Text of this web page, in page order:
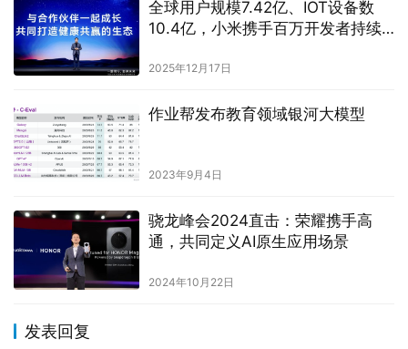
资讯 2026年3月6日
iQOO 15到手4199元起
2025年10月20日
Blackwell架构，重新定义人工智能
2025年1月7日
10.4亿，小米携手百万开发者持续